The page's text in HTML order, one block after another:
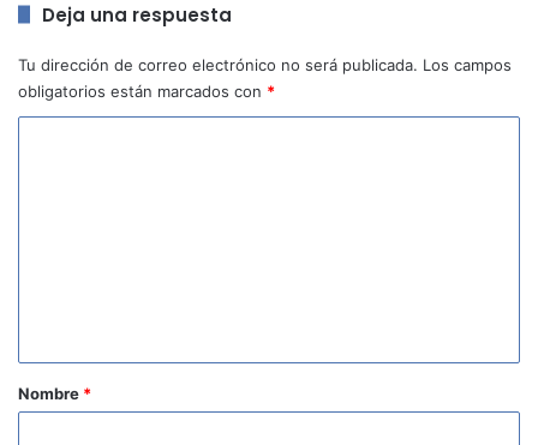
Deja una respuesta
Tu dirección de correo electrónico no será publicada. Los campos
obligatorios están marcados con *
rNombre *